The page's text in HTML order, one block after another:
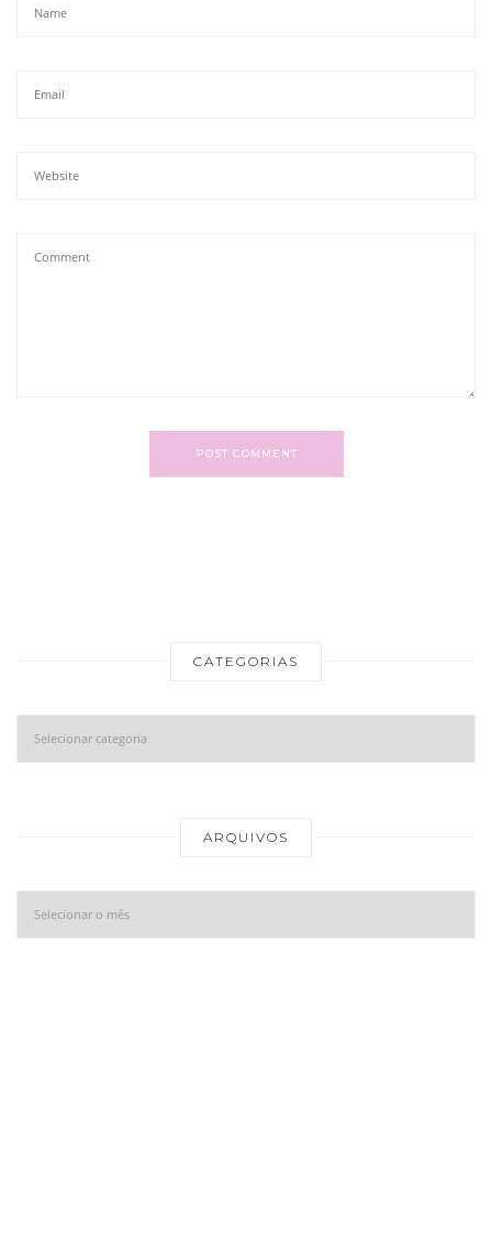
POST COMMENT
CATEGORIAS
Categorias
ARQUIVOS